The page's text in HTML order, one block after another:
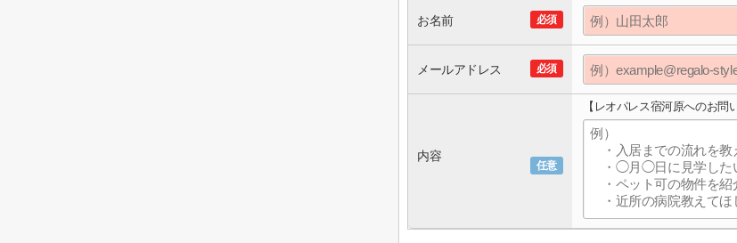
必須
お名前
必須
メールアドレス
任意
内容
【レオパレス宿河原へのお問